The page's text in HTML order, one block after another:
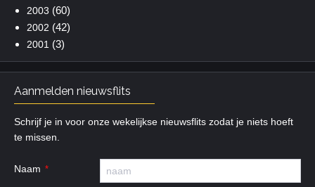
2003 (60)
2002 (42)
2001 (3)
Aanmelden nieuwsflits
Schrijf je in voor onze wekelijkse nieuwsflits zodat je niets hoeft
te missen.
Naam